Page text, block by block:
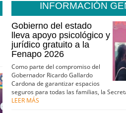
INFORMACIÓN
Gobierno del estado
lleva apoyo psicológico y
jurídico gratuito a la
Fenapo 2026
Como parte del compromiso del
Gobernador Ricardo Gallardo
Cardona de garantizar espacios
seguros para todas las familias, la
LEER MÁS